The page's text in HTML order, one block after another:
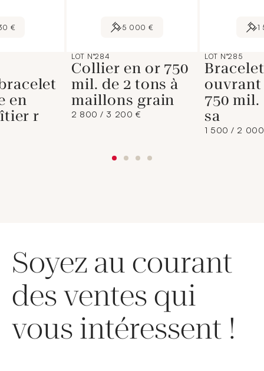
€
en
r
5 000 €
LOT N°284
Collier en or 750
mil. de 2 tons à
maillons grain
2 800 / 3 200 €
1
LOT N°285
ouvrant
750
sa
1 500 / 2
Soyez au courant
des ventes qui
vous intéressent !